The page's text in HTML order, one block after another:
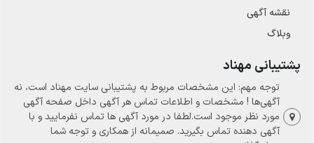
نقشه آگهی
وبلاگ
پشتیبانی مهناد
توجه مهم: این مشخصات مربوط به پشتیبانی سایت مهناد است، نه
آگهی‌ها ! مشخصات و اطلاعات تماس هر آگهی داخل صفحه آگهی
مورد نظر موجود است.لطفا در مورد آگهی ها تماس نفرمایید و با
آگهی دهنده تماس بگیرید. صمیمانه از همکاری و توجه شما